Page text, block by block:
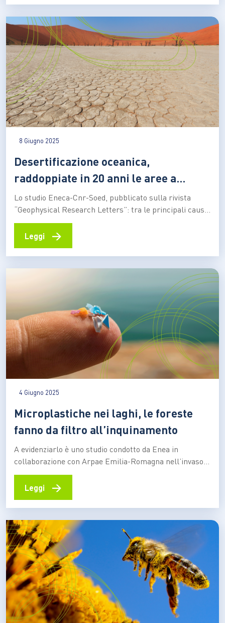
essere un importante alleato della biodiversità,…
8 Giugno 2025
Desertificazione oceanica,
raddoppiate in 20 anni le aree a
rischio
Lo studio Eneca-Cnr-Soed, pubblicato sulla rivista
“Geophysical Research Letters”: tra le principali cause
della carenza di nutrienti e della scarsa biodiversità in
ampie zone della superficie marina sono i cambiamenti
volta di avere effetti negativi sulla rimozione della CO2
in atmosfera…
Leggi →
4 Giugno 2025
Microplastiche nei laghi, le foreste
fanno da filtro all’inquinamento
A evidenziarlo è uno studio condotto da Enea in
collaborazione con Arpae Emilia-Romagna nell’invaso
di Ridracoli, nel parco nazionale delle foreste
Casentinesi, Monte Falterona e Campigna. Il risultato:
impediscono che finiscano in acqua, per poi “bloccarle”
nel suolo Le foreste attorno ai laghi…
Leggi →